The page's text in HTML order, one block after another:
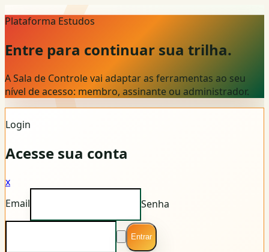
Plataforma Estudos
Entre para continuar sua trilha.
A Sala de Controle vai adaptar as ferramentas ao seu
nível de acesso: membro, assinante ou administrador.
Login
Acesse sua conta
x
Email
Senha
Entrar